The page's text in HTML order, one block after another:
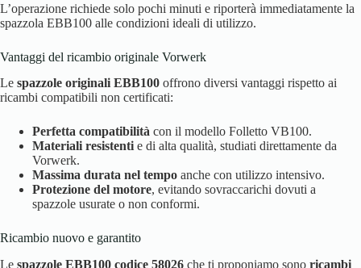
L’operazione richiede solo pochi minuti e riporterà immediatamente la
spazzola EBB100 alle condizioni ideali di utilizzo.
Vantaggi del ricambio originale Vorwerk
Le spazzole originali EBB100 offrono diversi vantaggi rispetto ai
ricambi compatibili non certificati:
Perfetta compatibilità con il modello Folletto VB100.
Materiali resistenti e di alta qualità, studiati direttamente da
Vorwerk.
Massima durata nel tempo anche con utilizzo intensivo.
Protezione del motore, evitando sovraccarichi dovuti a
spazzole usurate o non conformi.
Ricambio nuovo e garantito
Le spazzole EBB100 codice 58026 che ti proponiamo sono ricambi